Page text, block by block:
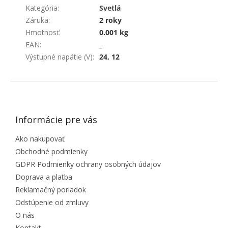
Kategória:
Svetlá
Záruka:
2 roky
Hmotnosť:
0.001 kg
EAN:
Výstupné napätie (V): 24, 12
ZÁPÄTIE
Informácie pre vás
Ako nakupovať
Obchodné podmienky
GDPR Podmienky ochrany osobných údajov
Doprava a platba
Reklamačný poriadok
Odstúpenie od zmluvy
O nás